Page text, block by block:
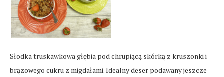
Słodka truskawkowa głębia pod chrupiącą skórką z kruszonki i
brązowego cukru z migdałami. Idealny deser podawany jeszcze